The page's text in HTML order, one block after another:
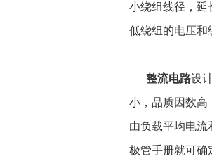
小绕组线径，延
低绕组的电压和
整流电路设
小，品质因数高
由负载平均电流
极管手册就可确